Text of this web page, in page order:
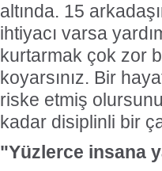
altında. 15
ihtiyacı varsa
kurtarmak çok zor
koyarsınız. Bir
riske etmiş
kadar disiplinli bir
"Yüzlerce insana